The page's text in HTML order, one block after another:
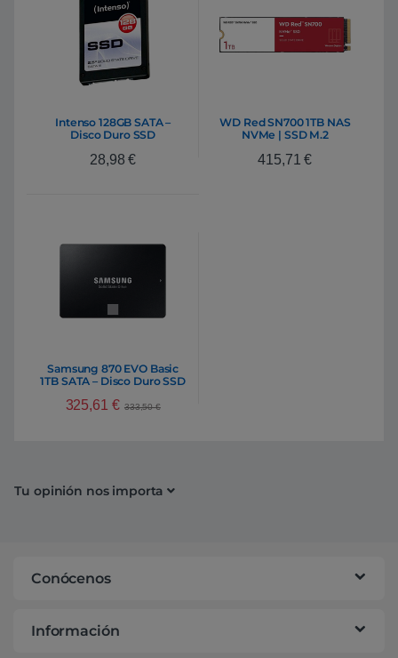
Intenso 128GB SATA –
Disco Duro SSD
28,98€
WD Red SN700 1TB NAS
NVMe | SSD M.2
415,71€
Samsung 870 EVO Basic
1TB SATA – Disco Duro SSD
325,61 € 333,50€
Tu opinión nos importa
Conócenos
Información